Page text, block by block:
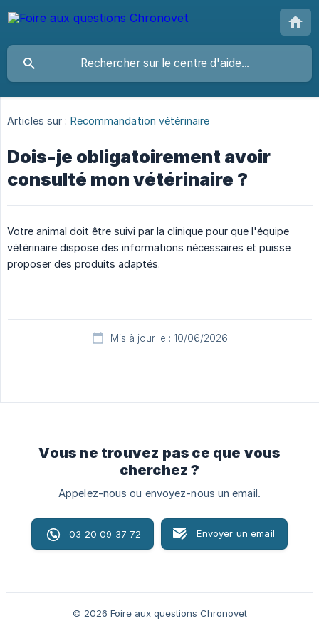
Articles sur : Recommandation vétérinaire
Dois-je obligatoirement avoir
consulté mon vétérinaire ?
Votre animal doit être suivi par la clinique pour que l'équipe
vétérinaire dispose des informations nécessaires et puisse
proposer des produits adaptés.
Mis à jour le : 10/06/2026
Vous ne trouvez pas ce que vous
cherchez ?
Appelez-nous ou envoyez-nous un email.
03 20 09 37 72 Envoyer un email
© 2026 Foire aux questions Chronovet